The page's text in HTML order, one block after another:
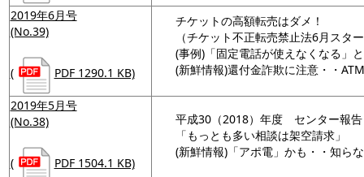
2019年6月号
(No.39)
( PDF 1290.1 KB)
チケットの高額転売はダメ！
（チケット不正転売禁止法6月スタ
(事例)「固定電話が使えなくなる」
(新鮮情報)還付金詐欺に注意・・
2019年5月号
(No.38)
( PDF 1504.1 KB)
平成30（2018）年度 センター報告
「もっとも多い相談は架空請求」
(新鮮情報)「アポ電」かも・・知ら